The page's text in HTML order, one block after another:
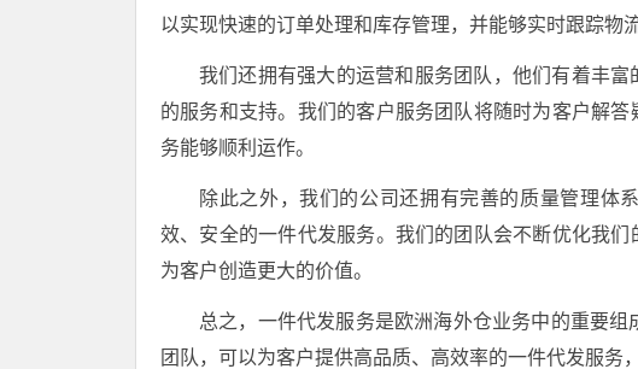
以实现快速的订单处理和库存管理，并能够实时跟踪物
我们还拥有强大的运营和服务团队，他们有着丰
的服务和支持。我们的客户服务团队将随时为客户解
务能够顺利运作。
除此之外，我们的公司还拥有完善的质量管理体
效、安全的一件代发服务。我们的团队会不断优化我
为客户创造更大的价值。
总之，一件代发服务是欧洲海外仓业务中的重要
团队，可以为客户提供高品质、高效率的一件代发服务